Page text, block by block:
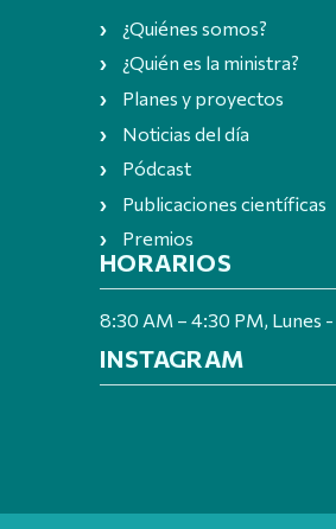
¿Quiénes somos?
¿Quién es la ministra?
Planes y proyectos
Noticias del día
Pódcast
Publicaciones científicas
Premios
HORARIOS
8:30 AM – 4:30 PM, Lunes
INSTAGRAM